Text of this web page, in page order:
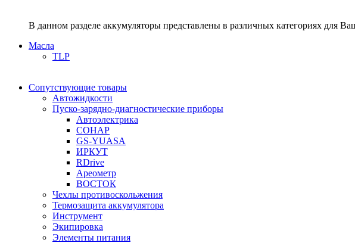
В данном разделе аккумуляторы представлены в различных категориях для
Масла
TLP
Сопутствующие товары
Автожидкости
Пуско-зарядно-диагностические приборы
Автоэлектрика
СОНАР
GS-YUASA
ИРКУТ
RDrive
Ареометр
ВОСТОК
Чехлы противоскольжения
Термозащита аккумулятора
Инструмент
Экипировка
Элементы питания